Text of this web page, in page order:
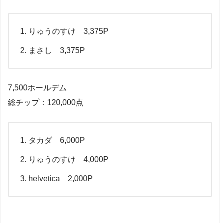
りゅうのすけ 3,375P
まさし 3,375P
7,500ホールデム
総チップ：120,000点
タカダ 6,000P
りゅうのすけ 4,000P
helvetica 2,000P